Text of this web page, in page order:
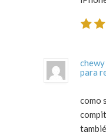
chewy
para
como